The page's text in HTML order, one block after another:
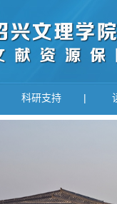
科研支持 |